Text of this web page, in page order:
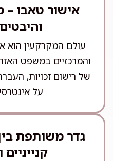
אישור טאבו
עולם המקרקעין הוא
והמרכזיים במשפט
של רישום זכויות,
על
גדר משותפת